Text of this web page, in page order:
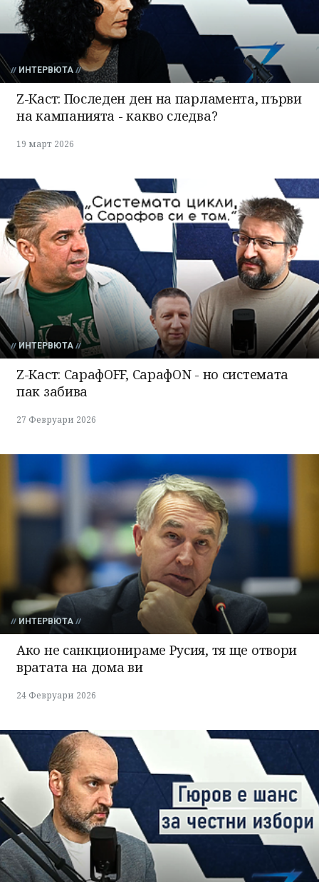
ИНТЕРВЮТА
Z-Каст: Последен ден на парламента, първи
на кампанията - какво следва?
19 март 2026
ИНТЕРВЮТА
Z-Каст: СарафOFF, СарафON - но системата
пак забива
27 Февруари 2026
ИНТЕРВЮТА
Ако не санкционираме Русия, тя ще отвори
вратата на дома ви
24 Февруари 2026